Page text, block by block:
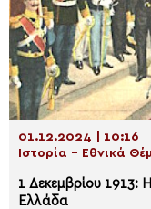
01.12.2024 | 10:16
Ιστορία - Εθνικά
1 Δεκεμβρίου
Ελλάδα